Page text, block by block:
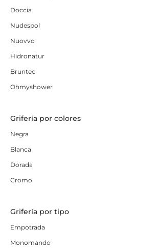
Doccia
Nudespol
Nuovvo
Hidronatur
Bruntec
Ohmyshower
Grifería por colores
Negra
Blanca
Dorada
Cromo
Grifería por tipo
Empotrada
Monomando